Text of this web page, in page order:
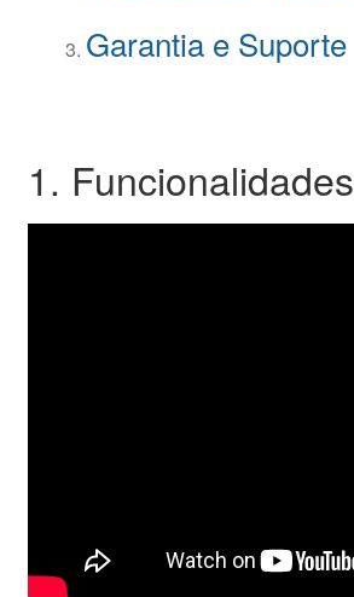
Garantia e Suporte
1. Funcionalidades